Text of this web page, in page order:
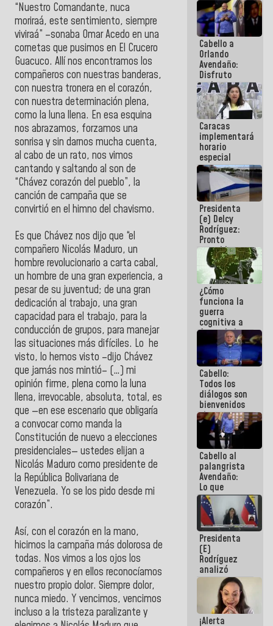
“Nuestro Comandante, nuca
moriraá, este sentimiento, siempre
viviraá” –sonaba Omar Acedo en una
cornetas que pusimos en El Crucero
Guacuco. Allí nos encontramos los
compañeros con nuestras banderas,
con nuestra tronera en el corazón,
con nuestra determinación plena,
como la luna llena. En esa esquina
nos abrazamos, forzamos una
sonrisa y sin darnos mucha cuenta,
al cabo de un rato, nos vimos
cantando y saltando al son de
“Chávez corazón del pueblo”, la
canción de campaña que se
convirtió en el himno del chavismo.
Es que Chávez nos dijo que “el
compañero Nicolás Maduro, un
hombre revolucionario a carta cabal,
un hombre de una gran experiencia, a
pesar de su juventud; de una gran
dedicación al trabajo, una gran
capacidad para el trabajo, para la
conducción de grupos, para manejar
las situaciones más difíciles. Lo he
visto, lo hemos visto –dijo Chávez
que jamás nos mintió– (…) mi
opinión firme, plena como la luna
llena, irrevocable, absoluta, total, es
que —en ese escenario que obligaría
a convocar como manda la
Constitución de nuevo a elecciones
presidenciales— ustedes elijan a
Nicolás Maduro como presidente de
la República Bolivariana de
Venezuela. Yo se los pido desde mi
corazón”.
Así, con el corazón en la mano,
hicimos la campaña más dolorosa de
todas. Nos vimos a los ojos los
compañeros y en ellos reconocíamos
nuestro propio dolor. Siempre dolor,
nunca miedo. Y vencimos, vencimos
incluso a la tristeza paralizante y
Cabello a
Orlando
Avendaño:
Disfruto
cada vez
que escribes
porque lo
que haces
es
embarrarla
Caracas
implementará
horario
especial
para
adaptarse
al plan de
ahorro
energético
Presidenta
(e) Delcy
Rodríguez:
Pronto
restableceremos
las
operaciones
en el
Aeropuerto
Internacional
de
Maiquetía
¿Cómo
funciona la
guerra
cognitiva a
favor de la
narrativa
hegemónica?
(1)
Cabello:
Todos los
diálogos son
bienvenidos
siempre que
estén en el
marco de la
Constitución
de la
República
Cabello al
palangrista
Avendaño:
Lo que
vayas a
escribir
hazlo hoy
por que no
sabemos si
la semana
que viene
hay
programa
Presidenta
(E)
Rodríguez
analizó
junto a
gobernadores
planes de
recuperación
del Sistema
¡Alerta